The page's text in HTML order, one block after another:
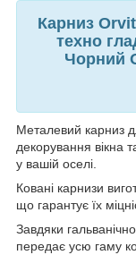
Карниз
техно
Чорний
Металевий карниз
декорування вікна
у вашій оселі.
Ковані карнизи
що гарантує їх
Завдяки
передає усю гаму